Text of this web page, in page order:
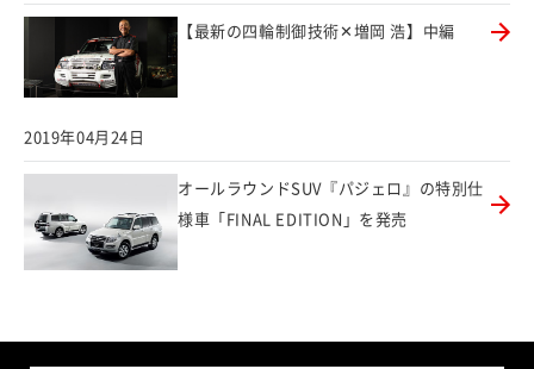
【最新の四輪制御技術✕増岡 浩】中編
2019年04月24日
オールラウンドSUV『パジェロ』の特別仕
様車「FINAL EDITION」を発売